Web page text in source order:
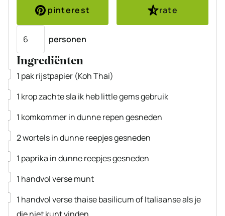
pinterest
rate
personen
Ingrediënten
▢
1 pakrijstpapier (Koh Thai)
▢
1 kropzachte sla ik heb little gems gebruik
▢
1 komkommerin dunne repen gesneden
▢
2wortelsin dunne reepjes gesneden
▢
1 paprika in dunne reepjes gesneden
▢
1 handvolverse munt
▢
1 handvolverse thaise basilicum of Italiaanse als je